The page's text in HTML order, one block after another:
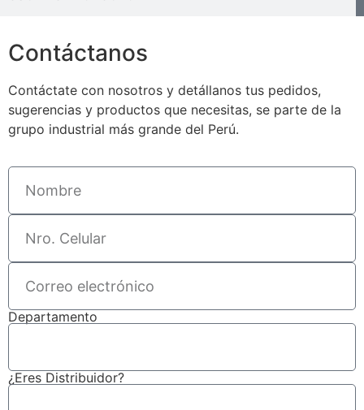
Contáctanos
Contáctate con nosotros y detállanos tus pedidos,
sugerencias y productos que necesitas, se parte de la
grupo industrial más grande del Perú.
Departamento
¿Eres Distribuidor?